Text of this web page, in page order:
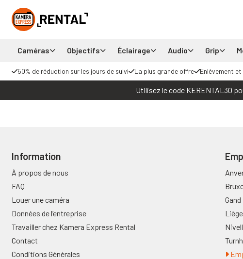
Caméras Objectifs Éclairage Audio Grip
50% de réduction sur les jours de suivi La plus grande offre Enlèvement
Utilisez le code KERENTAL30
Information
À propos de nous
FAQ
Louer une caméra
Données de l’entreprise
Travailler chez Kamera Express Rental
Contact
Conditions Générales
Gand
Liège